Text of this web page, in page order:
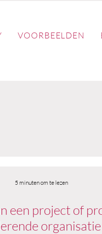
VOORBEELDEN
een project of
organisatie
5 minuten om te lezen